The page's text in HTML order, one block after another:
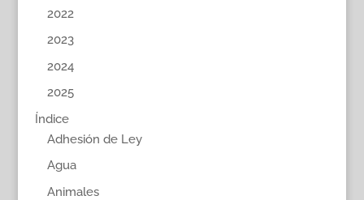
2022
2023
2024
2025
Índice
Adhesión de Ley
Agua
Animales